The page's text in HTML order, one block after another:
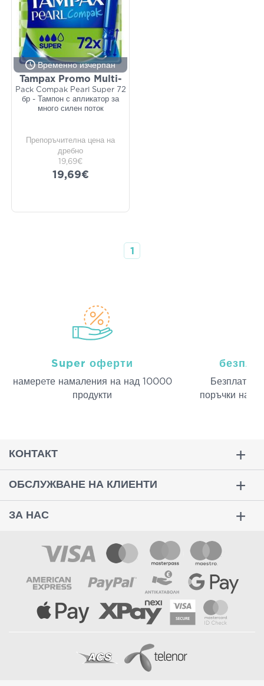
Временно изчерпан
Tampax Promo Multi-
Pack Compak Pearl Super 72
бр - Тампон с апликатор за
много силен поток
Препоръчителна цена на
дребно
19,69€
19,69€
1
Super оферти
намерeте намаления на над 10000
продукти
Безплатна
поръчки над
КОНТАКТ
ОБСЛУЖВАНЕ НА КЛИЕНТИ
ЗА НАС